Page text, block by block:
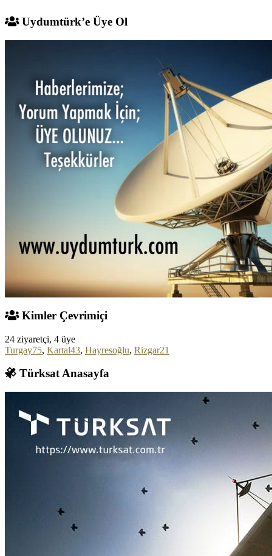
Uydumtürk’e Üye Ol
Kimler Çevrimiçi
24 ziyaretçi, 4 üye
Turgay75, Kartal43, Hayresoğlu, Rizgar21
Türksat Anasayfa